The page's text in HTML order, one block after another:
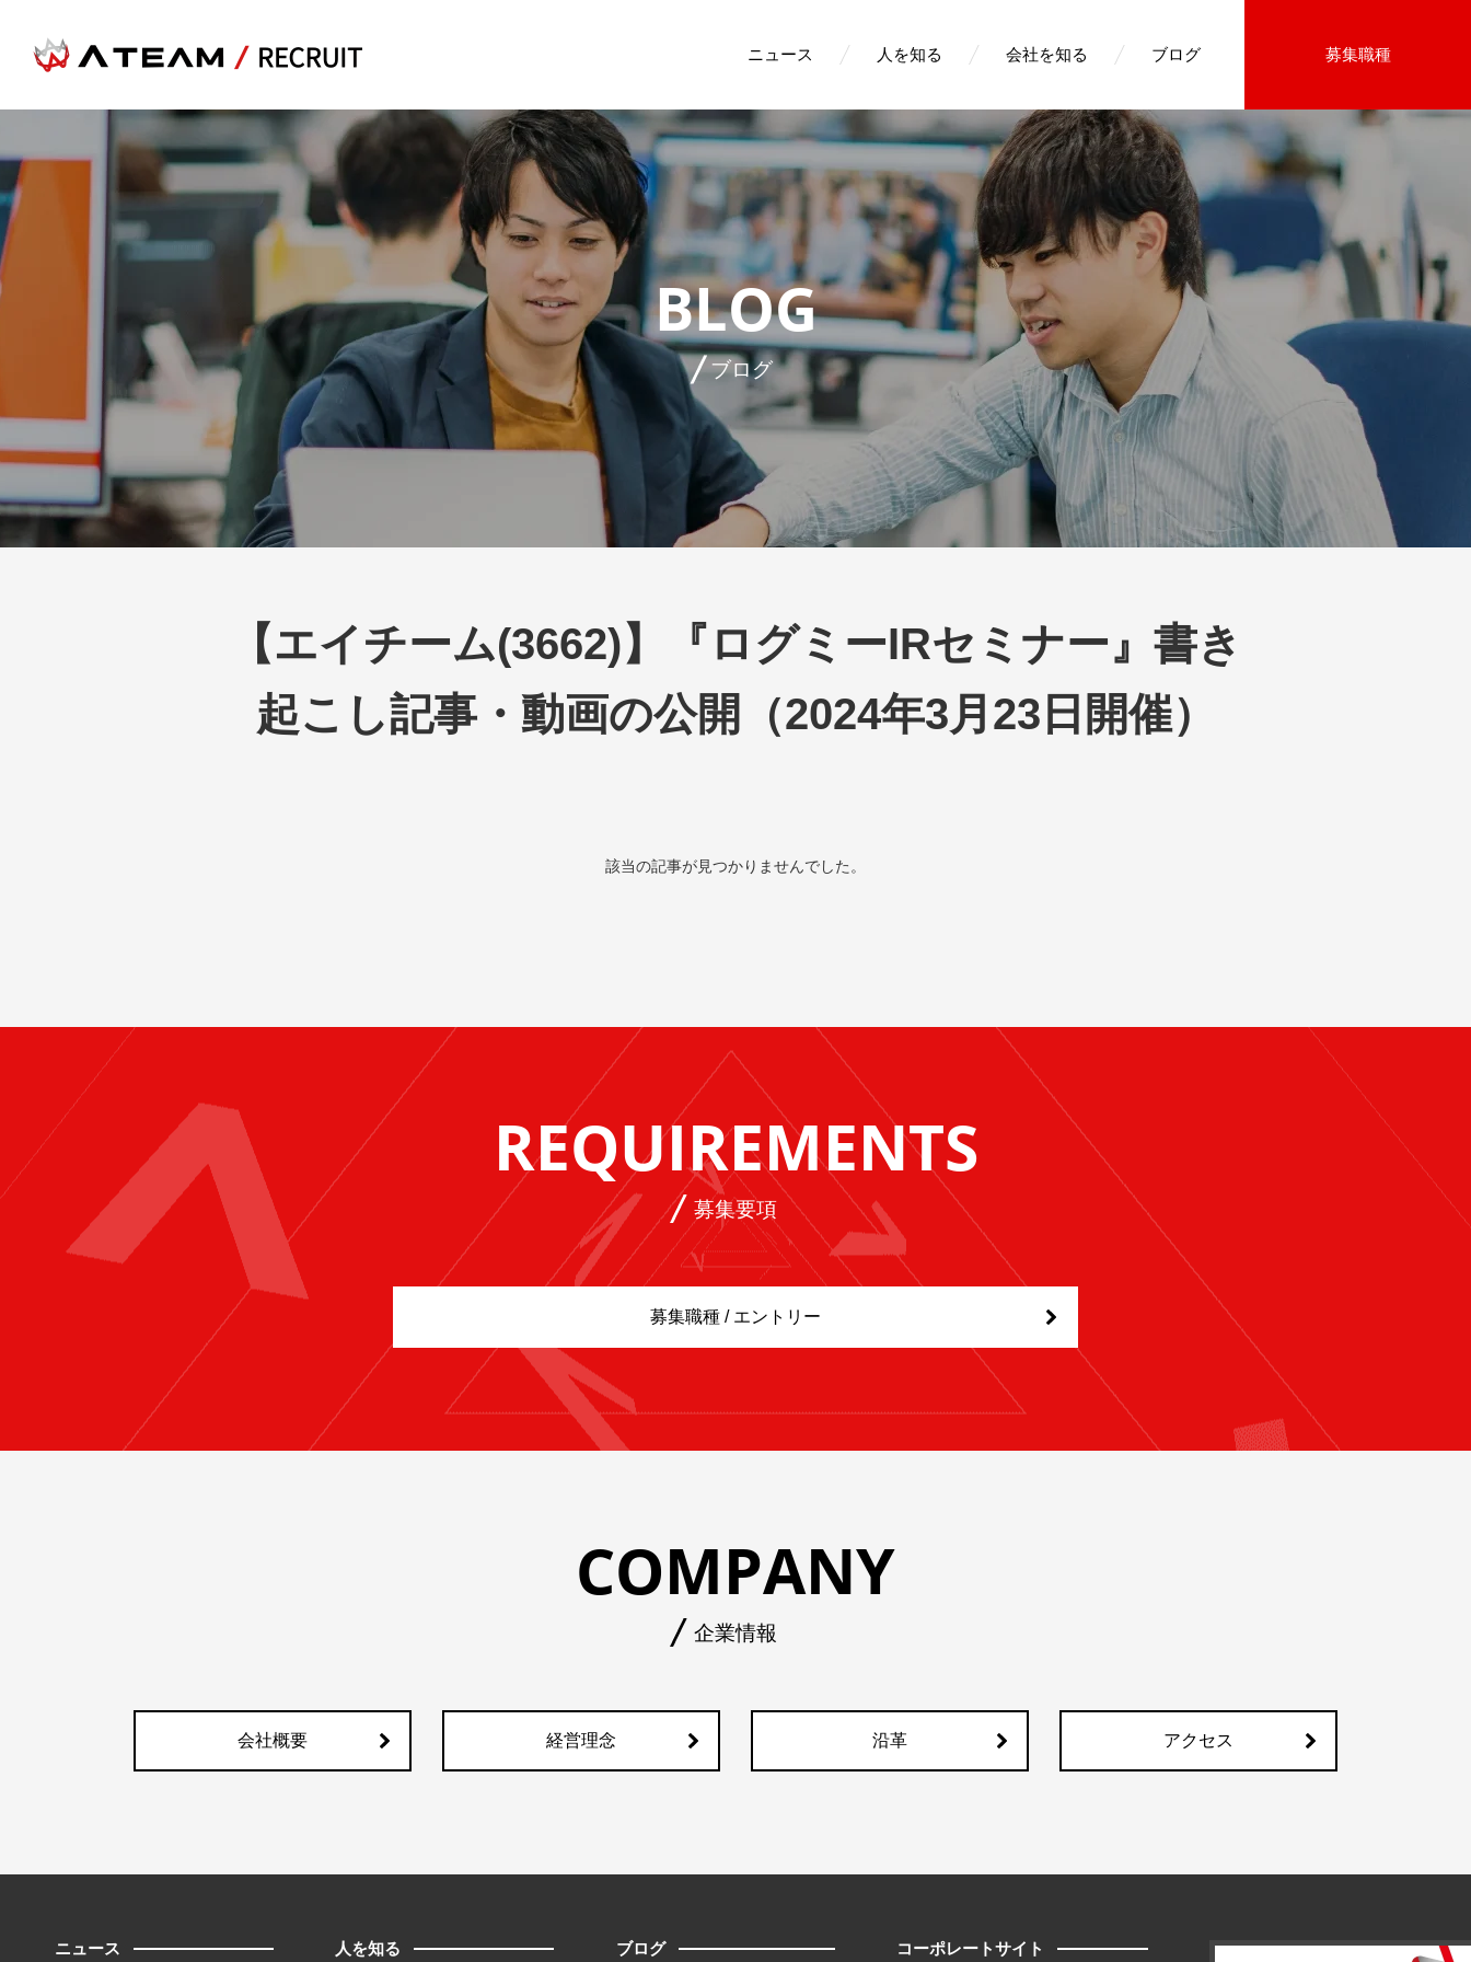
ニュース 人を知る 会社を知る ブログ 募集職種
BLOG
ブログ
【エイチーム(3662)】『ログミーIRセミナー』書き
起こし記事・動画の公開（2024年3月23日開催）
該当の記事が見つかりませんでした。
REQUIREMENTS
募集要項
募集職種 / エントリー
COMPANY
企業情報
会社概要 経営理念 沿革 アクセス
ニュース 人を知る ブログ コーポレートサイト